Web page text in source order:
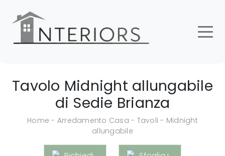
Tavolo Midnight allungabile
di Sedie Brianza
Home - Arredamento Casa - Tavoli - Midnight
allungabile